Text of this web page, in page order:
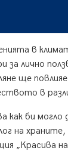
в
за лично
ще
в
как би могло
на
„Красива